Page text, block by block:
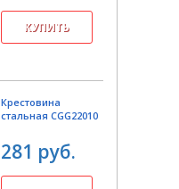
Крестовина
стальная CGG22010
281 руб.